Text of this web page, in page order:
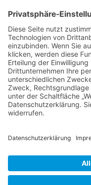
Loschwitz -
Impressum
Datenschutzerklärung
AGB
Kontakt
Das Möbeltaxi - die